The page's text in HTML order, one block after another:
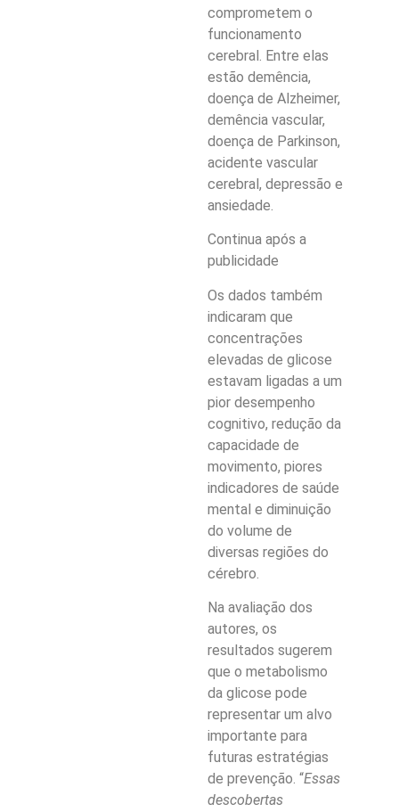
comprometem o
funcionamento
cerebral. Entre elas
estão demência,
doença de Alzheimer,
demência vascular,
doença de Parkinson,
acidente vascular
cerebral, depressão e
ansiedade.
Continua após a
publicidade
Os dados também
indicaram que
concentrações
elevadas de glicose
estavam ligadas a um
pior desempenho
cognitivo, redução da
capacidade de
movimento, piores
indicadores de saúde
mental e diminuição
do volume de
diversas regiões do
cérebro.
Na avaliação dos
autores, os
resultados sugerem
que o metabolismo
da glicose pode
representar um alvo
importante para
futuras estratégias
de prevenção. “Essas
descobertas